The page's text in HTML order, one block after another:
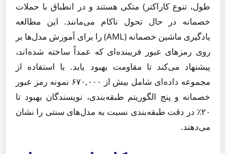
طول، تنوع کاراکتر) متکی هستند و در انطباق با حملات
خصمانه در حال تحول ناکام می‌مانند. این مطالعه
یادگیری ماشین خصمانه (AML) را برای آموزش مدل‌ها بر
روی رمزهای عبور فریبنده‌ای که عمداً ساخته شده‌اند،
پیشنهاد می‌کند تا مقاومت بهبود یابد. با استفاده از
مجموعه داده‌ای شامل بیش از ۶۷۰,۰۰۰ نمونه رمز عبور
خصمانه و پنج الگوریتم طبقه‌بندی، نویسندگان بهبود تا
۲۰٪ در دقت طبقه‌بندی نسبت به مدل‌های سنتی را نشان
می‌دهند.